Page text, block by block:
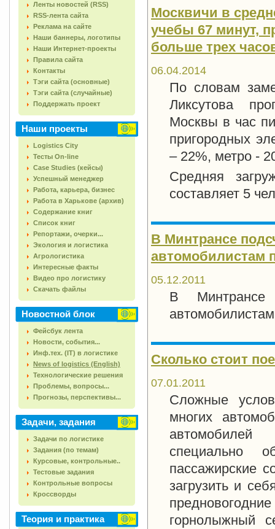
Ленты новостей (RSS)
RSS-лента сайта
Реклама на сайте
Наши баннеры, логотипы
Наши Интернет-проекты
Правила сайта
Контакты
Тэги сайта (основные)
Тэги сайта (случайные)
Поддержать проект
Наши проекты
Logistics City
Тесты On-line
Case Studies (кейсы)
Успешный менеджер
Работа, карьера, бизнес
Работа в Харькове (архив)
Содержание книг
Список книг
Репортажи, очерки...
Экология и логистика
Агрологистика
Интересные факты
Видео про логистику
Скачать файлы
Новостной блок
Фейсбук лента
Новости, события...
Инф.тех. (IT) в логистике
News of logistics (English)
Технологические решения
Проблемы, вопросы...
Прогнозы, перспективы...
Задачи, задания
Задачи по логистике
Задания (по темам)
Курсовые, контрольные..
Тестовые задания
Контрольные вопросы
Кроссворды
Теория и практика
Москвичи в
учебы 67 минут,
больше трех
06.04.2014
По словам
Ликсутова
Москвы в час
пригородных
– 22%, метро -
Средняя
составляет 5
В Минтрансе
автомобилистам
05.12.2011
В Минтрансе
Сколько стоит
07.01.2011
Сложные
многих
специально
пассажирские
загрузить и
горнолыжный